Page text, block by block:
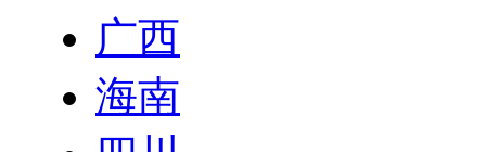
广西
海南